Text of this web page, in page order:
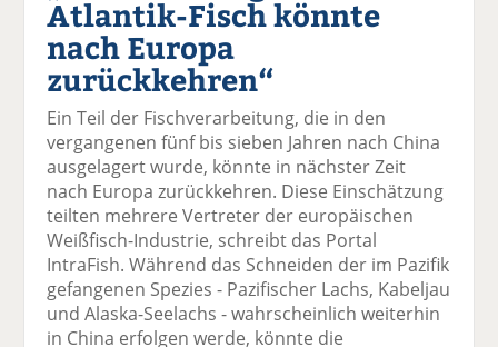
el
a
ac
e
b
o
o
k
te
il
e
n
el
t
er
n k
e
di
n
te
e
n
ai
l
er
se
n
d
e
n
Atlantik-Fisch könnte
nach Europa
zurückkehren“
Ein Teil der Fischverarbeitung, die in den
vergangenen fünf bis sieben Jahren nach China
ausgelagert wurde, könnte in nächster Zeit
nach Europa zurückkehren. Diese Einschätzung
teilten mehrere Vertreter der europäischen
Weißfisch-Industrie, schreibt das Portal
IntraFish. Während das Schneiden der im Pazifik
gefangenen Spezies - Pazifischer Lachs, Kabeljau
und Alaska-Seelachs - wahrscheinlich weiterhin
in China erfolgen werde, könnte die